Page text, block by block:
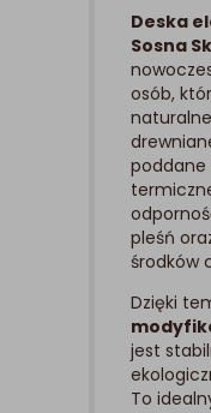
Deska
Sosna
osób,
poddane
pleśń
środków
Dzięki
jest
To